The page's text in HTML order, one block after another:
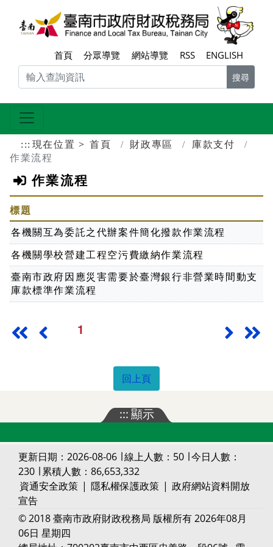
跳到主要內容區塊
首頁 分眾導覽 網站導覽 RSS ENGLISH
搜尋
::: 現在位置 首頁 財政專區
庫款支付
作業流程
作業流程
標題
各機關互為委託之代辦案件簡化撥款作業流程
各機關學校營建工程空污費繳納作業流程
臺南市政府因應災害需要於臺灣銀行非營業時間動支
庫款標準作業流程
最前頁上一頁1 下一頁
回上頁
:::顯示
更新日期：2026-08-06 ∣ 線上人數：50 ∣ 今日人數：
230 ∣ 累積人數：86,653,332
資通安全政策 | 隱私權保護政策 | 政府網站資料開放
宣告
© 2018 臺南市政府財政稅務局 版權所有 2026年08月
06日 星期四